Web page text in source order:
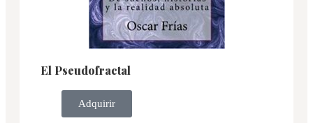
El Pseudofractal
Adquirir